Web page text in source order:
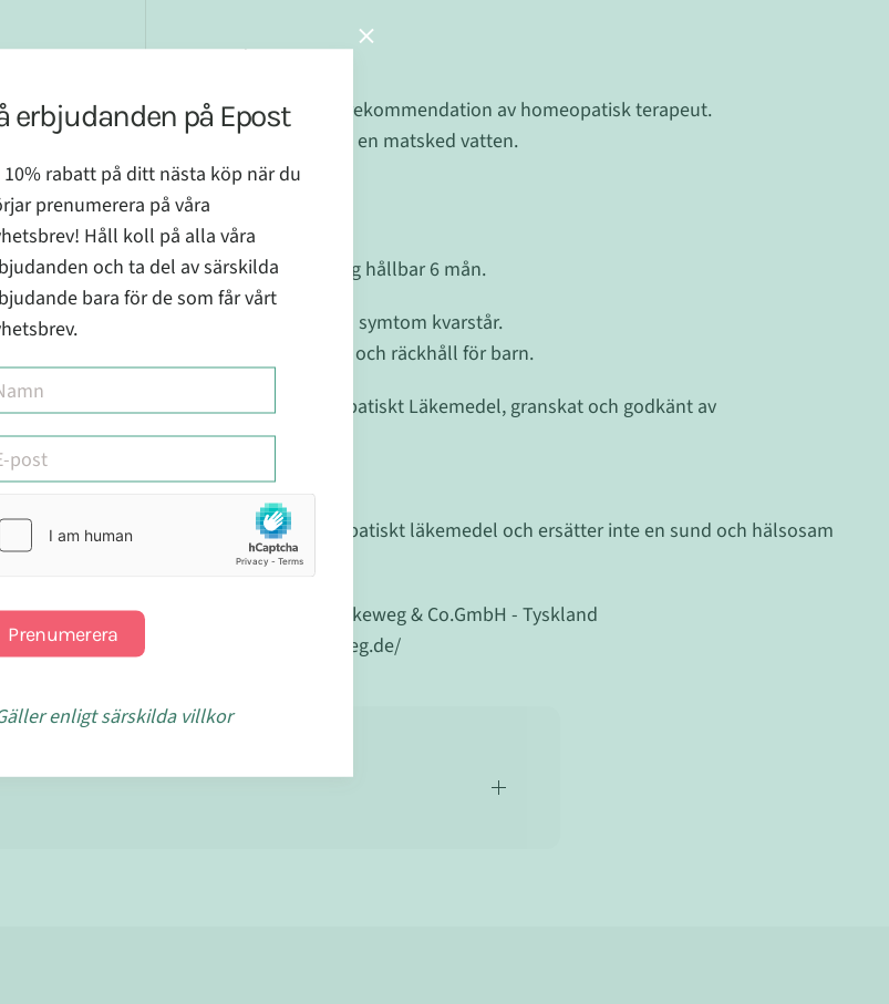
Dosering
Bör doseras enligt rekommendation av homeopatisk terapeut.
Dropparna kan tas i en matsked vatten.
Övrigt
Öppnad förpackning hållbar 6 mån.
Kontakta läkare om symtom kvarstår.
Förvaras utom syn- och räckhåll för barn.
Registrerat Homeopatiskt Läkemedel, granskat och godkänt av
Läkemedelsverket.
Detta är ett homeopatiskt läkemedel och ersätter inte en sund och hälsosam
livsstil.
Tillverkad av Dr.Reckeweg & Co.GmbH - Tyskland
http://www.reckeweg.de/
erbjudanden på Epost
10% rabatt på ditt nästa köp när du
prenumerera på våra
Håll koll på alla våra
och ta del av särskilda
bara för de som får vårt
Prenumerera
enligt särskilda villkor